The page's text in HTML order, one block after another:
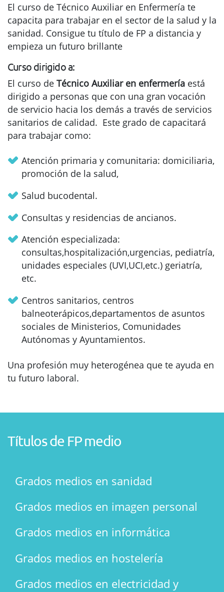
El curso de Técnico Auxiliar en Enfermería te
capacita para trabajar en el sector de la salud y la
sanidad. Consigue tu título de FP a distancia y
empieza un futuro brillante
Curso dirigido a:
El curso de Técnico Auxiliar en enfermería está
dirigido a personas que con una gran vocación
de servicio hacia los demás a través de servicios
sanitarios de calidad. Este grado de capacitará
para trabajar como:
Atención primaria y comunitaria: domiciliaria,
promoción de la salud,
Salud bucodental.
Consultas y residencias de ancianos.
Atención especializada:
consultas,hospitalización,urgencias, pediatría,
unidades especiales (UVI,UCI,etc.) geriatría,
etc.
Centros sanitarios, centros
balneoterápicos,departamentos de asuntos
sociales de Ministerios, Comunidades
Autónomas y Ayuntamientos.
Una profesión muy heterogénea que te ayuda en
tu futuro laboral.
Títulos de FP medio
Grados medios en sanidad
Grados medios en imagen personal
Grados medios en informática
Grados medios en hostelería
Grados medios en electricidad y